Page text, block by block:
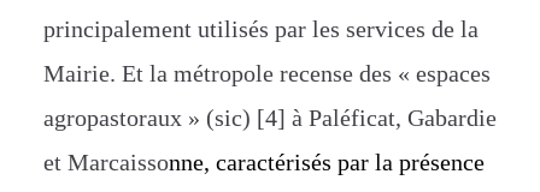
principalement utilisés par les services de la
Mairie. Et la métropole recense des « espaces
agropastoraux » (sic) [4] à Paléficat, Gabardie
et Marcaissonne, caractérisés par la présence